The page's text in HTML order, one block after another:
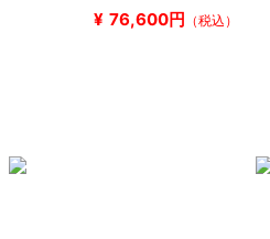
¥ 76,600円 （税込）